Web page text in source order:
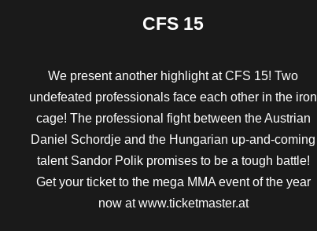
CFS 15
We present another highlight at CFS 15! Two
undefeated professionals face each other in the iron
cage! The professional fight between the Austrian
Daniel Schordje and the Hungarian up-and-coming
talent Sandor Polik promises to be a tough battle!
Get your ticket to the mega MMA event of the year
now at www.ticketmaster.at